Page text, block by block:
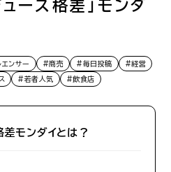
ース格差」モンダ
ンサー #商売 #毎日投稿 #経営
#若者人気 #飲食店
差モンダイとは？